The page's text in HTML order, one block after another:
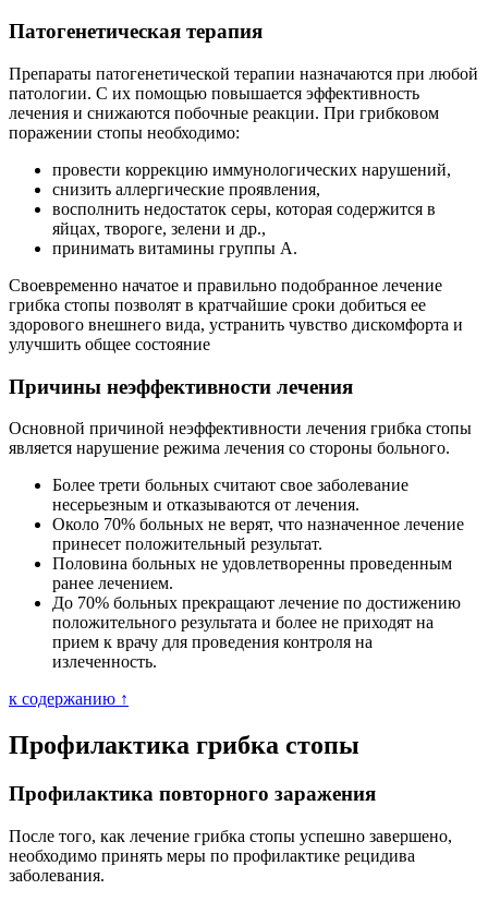
Патогенетическая терапия
Препараты патогенетической терапии назначаются при любой
патологии. С их помощью повышается эффективность
лечения и снижаются побочные реакции. При грибковом
поражении стопы необходимо:
провести коррекцию иммунологических нарушений,
снизить аллергические проявления,
восполнить недостаток серы, которая содержится в
яйцах, твороге, зелени и др.,
принимать витамины группы А.
Своевременно начатое и правильно подобранное лечение
грибка стопы позволят в кратчайшие сроки добиться ее
здорового внешнего вида, устранить чувство дискомфорта и
улучшить общее состояние
Причины неэффективности лечения
Основной причиной неэффективности лечения грибка стопы
является нарушение режима лечения со стороны больного.
Более трети больных считают свое заболевание
несерьезным и отказываются от лечения.
Около 70% больных не верят, что назначенное лечение
принесет положительный результат.
Половина больных не удовлетворенны проведенным
ранее лечением.
До 70% больных прекращают лечение по достижению
положительного результата и более не приходят на
прием к врачу для проведения контроля на
излеченность.
к содержанию ↑
Профилактика грибка стопы
Профилактика повторного заражения
После того, как лечение грибка стопы успешно завершено,
необходимо принять меры по профилактике рецидива
заболевания.